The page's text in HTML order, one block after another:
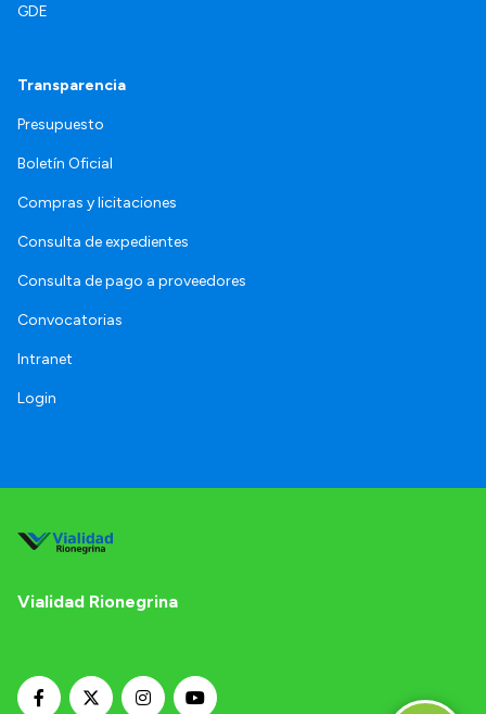
GDE
Transparencia
Presupuesto
Boletín Oficial
Compras y licitaciones
Consulta de expedientes
Consulta de pago a proveedores
Convocatorias
Intranet
Login
Vialidad Rionegrina